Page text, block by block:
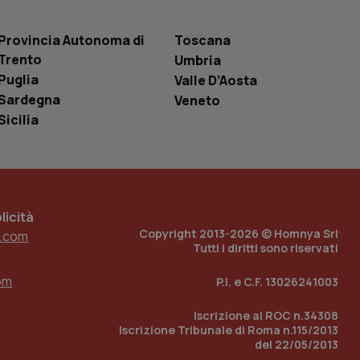
Autonoma di
Toscana
Umbria
Valle D’Aosta
Veneto
Copyright 2013-2026 © Homnya Srl
Tutti i diritti sono riservati
P.I. e C.F. 13026241003
Iscrizione al ROC n.34308
Iscrizione Tribunale di Roma n.115/2013
del 22/05/2013
in cui viene
di accesso per
Analytics
del sito web sta
di
traccia
incorporati
del sito web sta
di